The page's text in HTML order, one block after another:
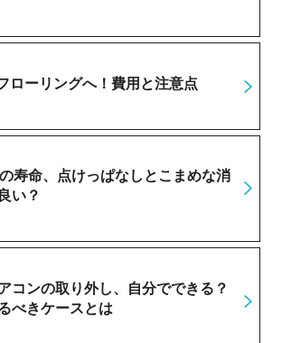
ローリングへ！費用と注意点
寿命、点けっぱなしとこまめな消
い？
コンの取り外し、自分でできる？
べきケースとは